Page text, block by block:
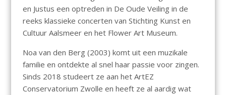
o
k
p
p
en Justus een optreden in De Oude Veiling in de
reeks klassieke concerten van Stichting Kunst en
Cultuur Aalsmeer en het Flower Art Museum.
Noa van den Berg (2003) komt uit een muzikale
familie en ontdekte al snel haar passie voor zingen.
Sinds 2018 studeert ze aan het ArtEZ
Conservatorium Zwolle en heeft ze al aardig wat